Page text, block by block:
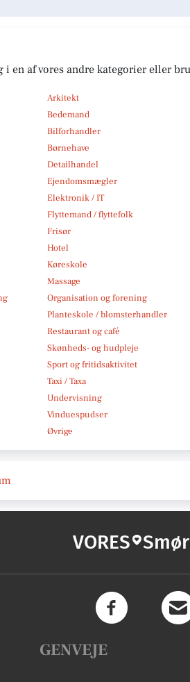
i en af vores andre kategorier eller
Arkitekt
Bedemand
Bilforhandler
Børnehave
Detailhandel
Ejendomsmægler
Elektronik / IT
Flyttemand / flyttefolk
Frisør
Hotel
Køreskole
Massage
Organisation og forening
Planteskole / blomsterhandler
Restaurant og café
Skønheds- og hudpleje
Sport og fritidsaktivitet
Taxi / Taxa
Undervisning
Vinduespudser
Øvrige
VORES
GENVEJE